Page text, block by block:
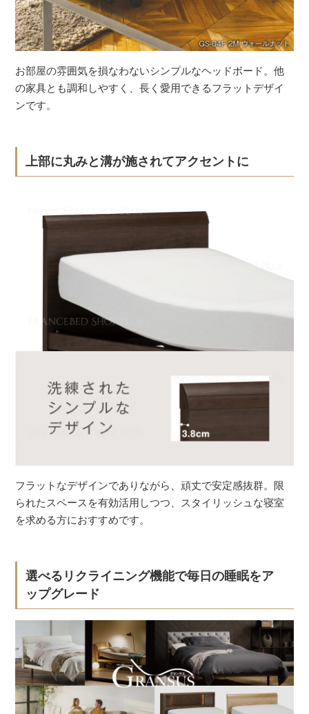
お部屋の雰囲気を損なわないシンプルなヘッドボード。他
の家具とも調和しやすく、長く愛用できるフラットデザイ
ンです。
上部に丸みと溝が施されてアクセントに
フラットなデザインでありながら、頑丈で安定感抜群。限
られたスペースを有効活用しつつ、スタイリッシュな寝室
を求める方におすすめです。
選べるリクライニング機能で毎日の睡眠をア
ップグレード